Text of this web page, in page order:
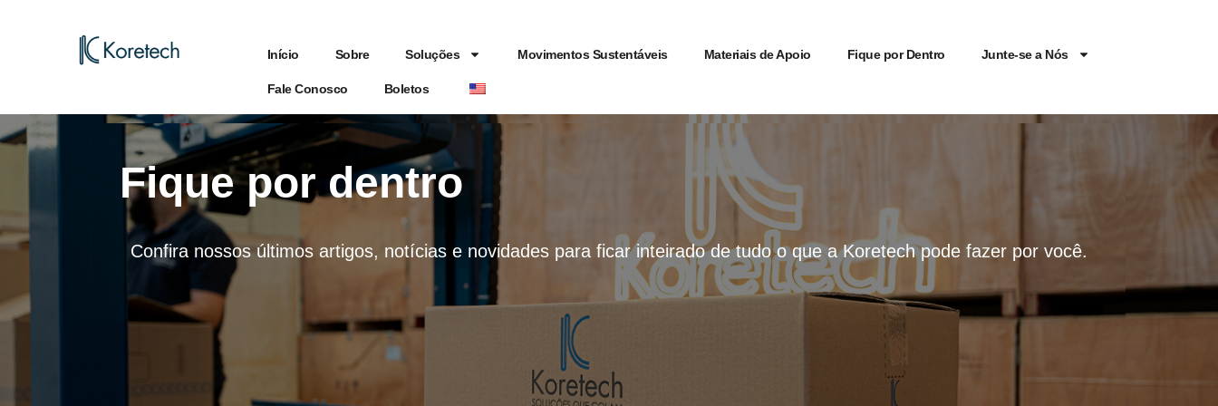
Início Sobre Soluções Movimentos Sustentáveis Materiais de Apoio Fique por Dentro Junte-se a Nós
Fale Conosco Boletos
Fique por dentro
Confira nossos últimos artigos, notícias e novidades para ficar inteirado de tudo o que a Koretech pode fazer por você.